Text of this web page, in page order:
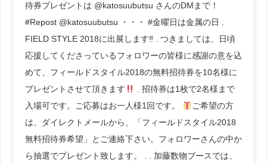
待券プレゼントは @katosuubutsu さんのDMまで！
#Repost @katosuubutsu ・・・ #金曜日は金属の日 .
FIELD STYLE 2018に出展します‼︎ . つきましては、日頃
応援してくださっているフォロワーの皆様に感謝の意を込
めて、フィールドスタイル2018の無料招待券を10名様に
プレゼントさせて頂きます
. 招待券は1枚で2名様まで
入場可です。ご応募はお一人様1回です。
ご希望の方
は、ダイレクトメールから、「フィールドスタイル2018
無料招待券希望」とご連絡下さい。フォロワーさんの中か
ら抽選でプレゼント致します。 . . 加藤数物ブースでは、